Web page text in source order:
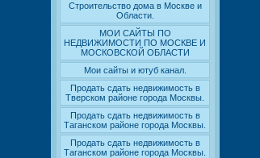
Строительство дома в Москве и
Области.
МОИ САЙТЫ ПО
НЕДВИЖИМОСТИ ПО МОСКВЕ И
МОСКОВСКОЙ ОБЛАСТИ
Мои сайты и ютуб канал.
Продать сдать недвижимость в
Тверском районе города Москвы.
Продать сдать недвижимость в
Таганском районе города Москвы.
Продать сдать недвижимость в
Таганском районе города Москвы.